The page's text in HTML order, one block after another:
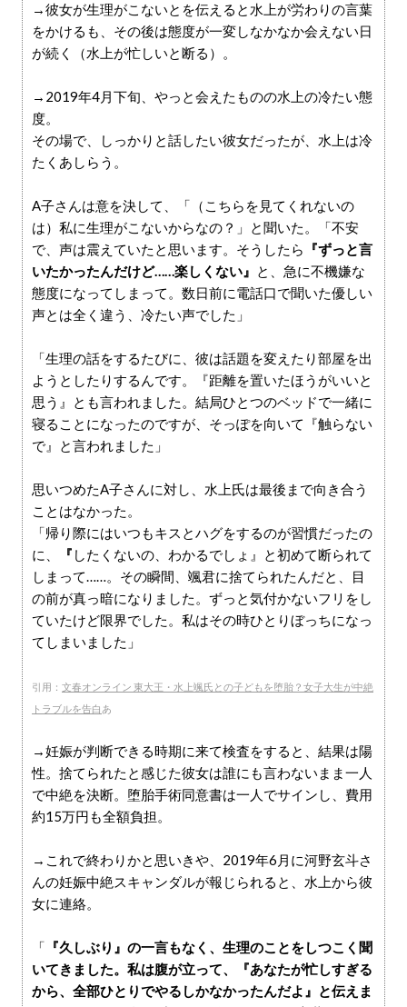
→彼女が生理がこないとを伝えると水上が労わりの言葉
をかけるも、その後は態度が一変しなかなか会えない日
が続く（水上が忙しいと断る）。
→2019年4月下旬、やっと会えたものの水上の冷たい態
度。
その場で、しっかりと話したい彼女だったが、水上は冷
たくあしらう。
A子さんは意を決して、「（こちらを見てくれないの
は）私に生理がこないからなの？」と聞いた。「不安
で、声は震えていたと思います。そうしたら
『ずっと言
いたかったんだけど……楽しくない』 と、急に不機嫌な
態度になってしまって。数日前に電話口で聞いた優しい
声とは全く違う、冷たい声でした」
「生理の話をするたびに、彼は話題を変えたり部屋を出
ようとしたりするんです。『距離を置いたほうがいいと
思う』とも言われました。結局ひとつのベッドで一緒に
寝ることになったのですが、そっぽを向いて『触らない
で』と言われました」
思いつめたA子さんに対し、水上氏は最後まで向き合う
ことはなかった。
「帰り際にはいつもキスとハグをするのが習慣だったの
に、
『 したくないの、わかるでしょ』と初めて断られて
しまって……。その瞬間、颯君に捨てられたんだと、目
の前が真っ暗になりました。ずっと気付かないフリをし
ていたけど限界でした。私はその時ひとりぼっちになっ
てしまいました」
引用： 文春オンライン 東大王・水上颯氏との子どもを堕胎？女子大生が中絶
トラブルを告白 あ
→妊娠が判断できる時期に来て検査をすると、結果は陽
性。捨てられたと感じた彼女は誰にも言わないまま一人
で中絶を決断。堕胎手術同意書は一人でサインし、費用
約15万円も全額負担。
→これで終わりかと思いきや、2019年6月に河野玄斗さ
んの妊娠中絶スキャンダルが報じられると、水上から彼
女に連絡。
「 『久しぶり』の一言もなく、生理のことをしつこく聞
いてきました。私は腹が立って、『あなたが忙しすぎる
から、全部ひとりでやるしかなかったんだよ』と伝えま